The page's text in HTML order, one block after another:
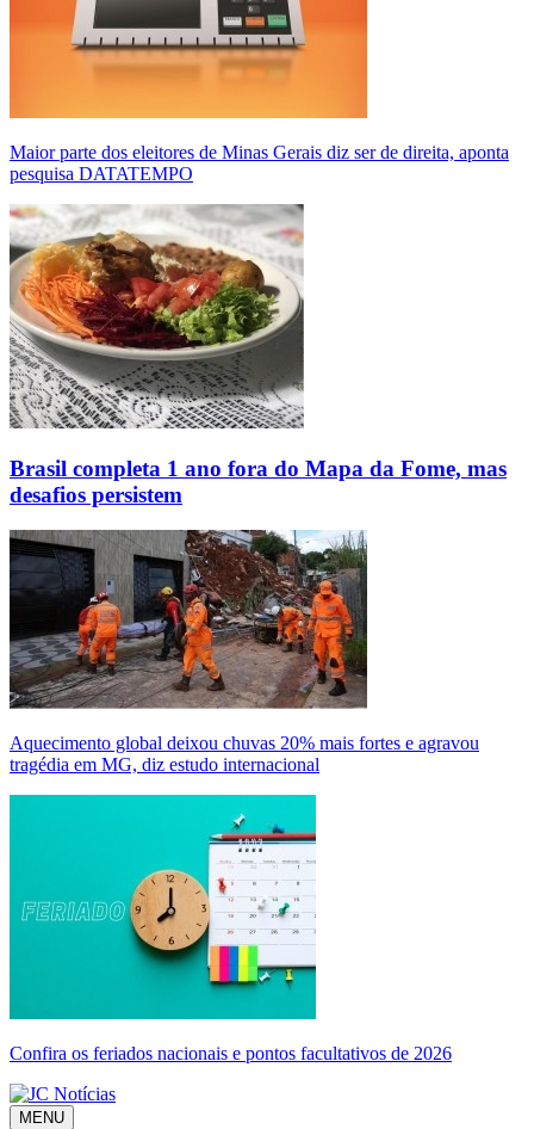
Maior parte dos eleitores de Minas Gerais diz ser de direita, aponta
pesquisa DATATEMPO
Brasil completa 1 ano fora do Mapa da Fome, mas
desafios persistem
Aquecimento global deixou chuvas 20% mais fortes e agravou
tragédia em MG, diz estudo internacional
Confira os feriados nacionais e pontos facultativos de 2026
MENU